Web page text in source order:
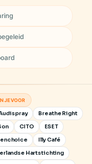
JE VOOR
Breathe Right
CITO
ESET
Illy Café
Hartstichting